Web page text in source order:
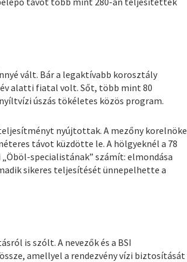
vált. Bár a legaktívabb korosztály
év alatti fiatal volt. Sőt, több mint 80
úszás tökéletes közös program.
nyújtottak. A mezőny korelnöke
távot küzdötte le. A hölgyeknél a 78
specialistának” számít: elmondása
sikeres teljesítését ünnepelhette a
is szólt. A nevezők és a BSI
amellyel a rendezvény vízi biztosítását